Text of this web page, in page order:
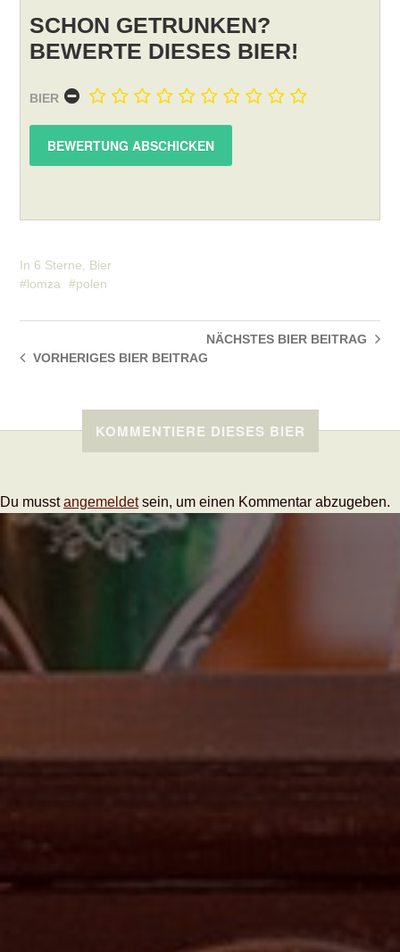
SCHON GETRUNKEN?
BEWERTE DIESES BIER!
BIER
In 6 Sterne
Bier
lomza
polen
NÄCHSTES BIERBEITRAG
VORHERIGES BIER BEITRAG
KOMMENTIERE DIESES BIER
Du musstangemeldetsein, um einen Kommentar abzugeben.